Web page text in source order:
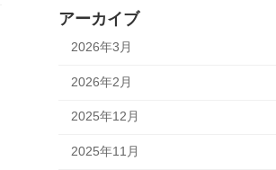
アーカイブ
2026年3月
2026年2月
2025年12月
2025年11月